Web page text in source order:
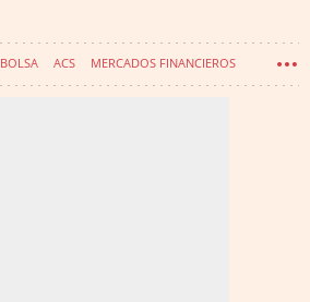
BOLSA ACS MERCADOS FINANCIEROS